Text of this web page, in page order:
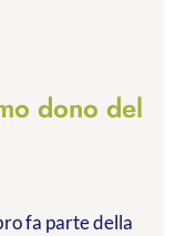
dono del
fa parte della